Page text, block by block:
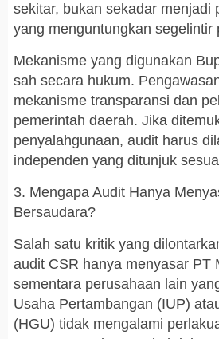
sekitar, bukan sekadar menjadi
yang menguntungkan segelintir
Mekanisme yang digunakan
sah secara hukum.
mekanisme transparansi dan
pemerintah daerah. Jika
penyalahgunaan, audit harus
independen yang ditunjuk
3. Mengapa Audit Hanya
Bersaudara?
Salah satu kritik yang
audit CSR hanya menyasar PT
sementara perusahaan lain
Usaha Pertambangan (IUP)
(HGU) tidak mengalami